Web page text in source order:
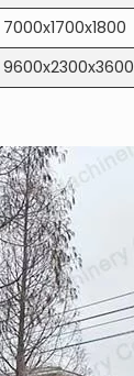
7000x1700x1800
9600x2300x3600